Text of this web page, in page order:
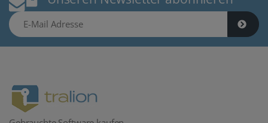
E-Mail Adresse